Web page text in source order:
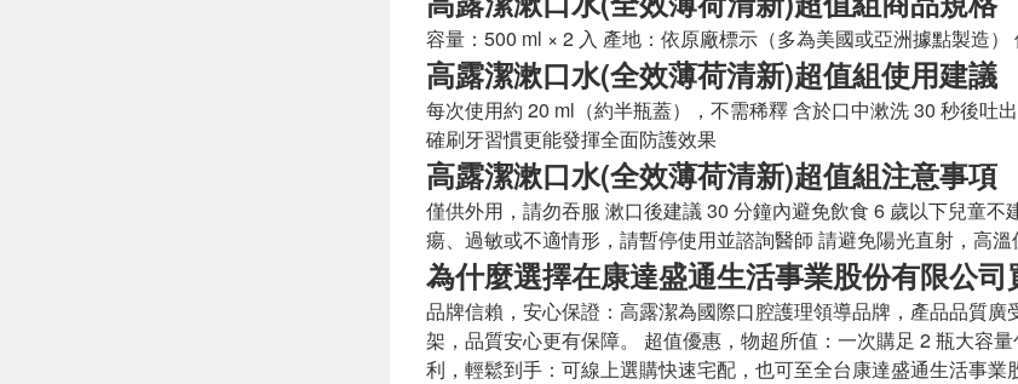
容量：500 ml × 2 入 產地：依原廠標示（多為美國或亞洲據點製造
高露潔漱口水(全效薄荷清新)超值組使用建議
每次使用約 20 ml（約半瓶蓋），不需稀釋 含於口中漱洗 30 秒後吐
確刷牙習慣更能發揮全面防護效果
高露潔漱口水(全效薄荷清新)超值組注意事項
僅供外用，請勿吞服 漱口後建議 30 分鐘內避免飲食 6 歲以下兒童
瘍、過敏或不適情形，請暫停使用並諮詢醫師 請避免陽光直射，高
為什麼選擇在康達盛通生活事業股份有限公司
品牌信賴，安心保證：高露潔為國際口腔護理領導品牌，產品品質
架，品質安心更有保障。 超值優惠，物超所值：一次購足 2 瓶大容
利，輕鬆到手：可線上選購快速宅配，也可至全台康達盛通生活事